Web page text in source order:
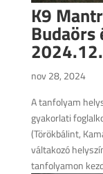
K9
Budaörs
nov 28, 2024
A tanfolyam
gyakorlati
(Törökbálint,
váltakozó
tanfolyamon